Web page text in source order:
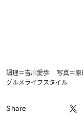
調理＝吉川愛歩 写真＝原
グルメライフスタイル
Share